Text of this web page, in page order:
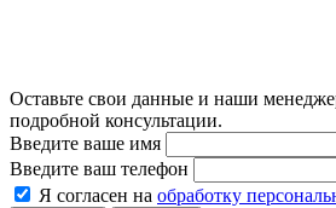
Оставьте свои данные и наши
подробной консультации.
Введите ваше имя
Введите ваш телефон
Я согласен на обработку